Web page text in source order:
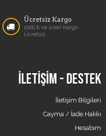
Ücretsiz Kargo
1000 ₺ ve üzeri Kargo
Ücretsiz.
İLETIŞIM - DESTEK
İletişim Bilgileri
Cayma / İade Hakkı
Hesabım